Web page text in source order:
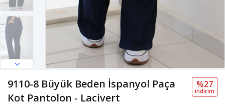
9110-8 Büyük Beden İspanyol Paça
Kot Pantolon - Lacivert
%27
i̇ndi̇ri̇m